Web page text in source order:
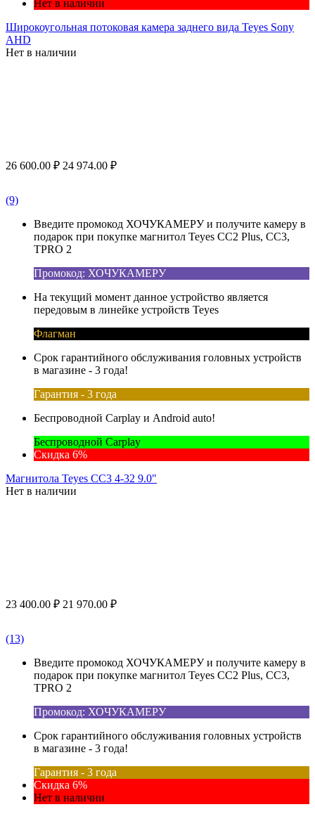
Нет в наличии
Широкоугольная потоковая камера заднего вида Teyes Sony
AHD
Нет в наличии
26 600.00 ₽ 24 974.00 ₽
(9)
Введите промокод ХОЧУКАМЕРУ и получите камеру в
подарок при покупке магнитол Teyes CC2 Plus, CC3,
TPRO 2
Промокод: ХОЧУКАМЕРУ
На текущий момент данное устройство является
передовым в линейке устройств Teyes
Флагман
Срок гарантийного обслуживания головных устройств
в магазине - 3 года!
Гарантия - 3 года
Беспроводной Carplay и Android auto!
Беспроводной Carplay
Скидка 6%
Магнитола Teyes CC3 4-32 9.0"
Нет в наличии
23 400.00 ₽ 21 970.00 ₽
(13)
Введите промокод ХОЧУКАМЕРУ и получите камеру в
подарок при покупке магнитол Teyes CC2 Plus, CC3,
TPRO 2
Промокод: ХОЧУКАМЕРУ
Срок гарантийного обслуживания головных устройств
в магазине - 3 года!
Гарантия - 3 года
Скидка 6%
Нет в наличии